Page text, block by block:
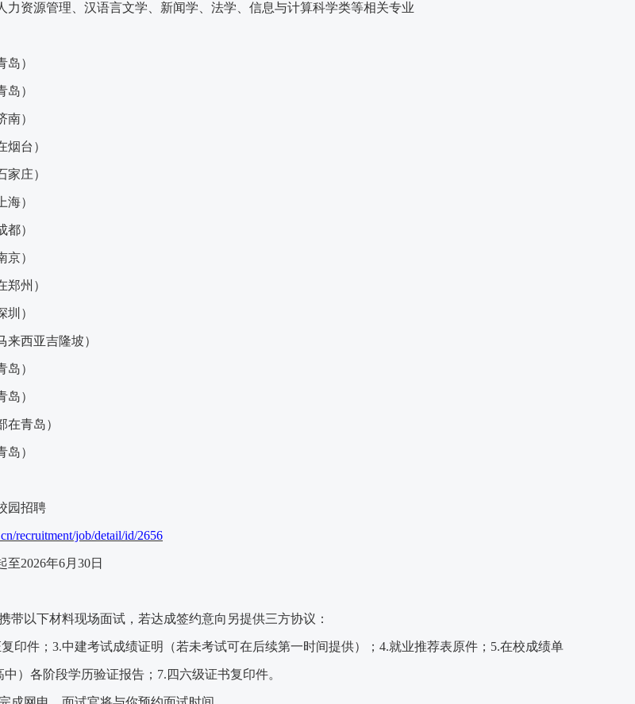
力资源管理、汉语言文学、新闻学、法学、信息与计算科学类等相关专业
）
）
）
烟台 ）
庄）
海）
）
）
郑州）
圳）
西亚吉隆坡）
）
）
青岛）
）
园招聘
recruitment/job/detail/id/2656
至2026年6月 30日
带以下材料现场面试，若达成签约意向另提供三方协议：
印件；3.中建考试成绩证明 （若未考试可在后续第一时间提供）； 4.就业推荐表原件；5.在校成绩单
中）各阶段学历验证报告 ； 7.四六级证书复印件。